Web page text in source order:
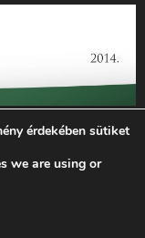
működésének
sz. támogatási
támogatta az
érdekében sütiket
we are using or